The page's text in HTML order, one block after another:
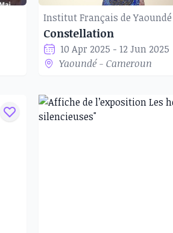
Institut Français de Yaoundé
Constellation
10 Apr 2025 - 12 Jun 2025
Yaoundé - Cameroun